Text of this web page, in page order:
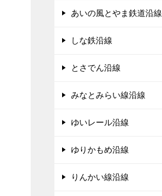
あいの風とやま鉄道沿線
しな鉄沿線
とさでん沿線
みなとみらい線沿線
ゆいレール沿線
ゆりかもめ沿線
りんかい線沿線